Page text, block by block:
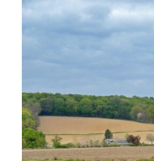
Journée
sur
Paiements
pour
services